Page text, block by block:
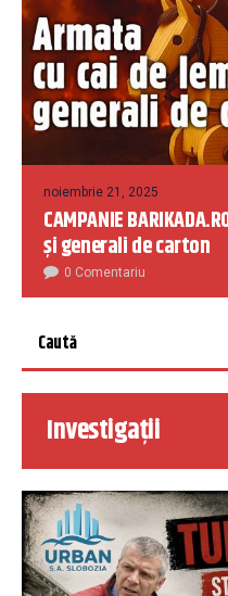
noiembrie 21, 2025
CAMPANIE
și generali de carton
0 Comentariu
Investigații